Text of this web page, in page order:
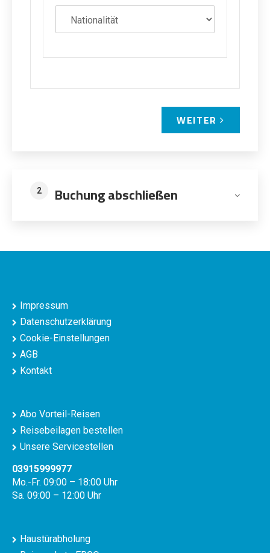
WEITER
2 Buchung abschließen
Impressum
Datenschutzerklärung
Cookie-Einstellungen
AGB
Kontakt
Abo Vorteil-Reisen
Reisebeilagen bestellen
Unsere Servicestellen
03915999977
Mo.-Fr. 09:00 – 18:00 Uhr
Sa. 09:00 – 12:00 Uhr
Haustürabholung